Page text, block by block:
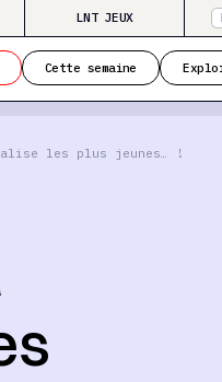
LNT JEUX
Cette semaine
les plus jeunes… !